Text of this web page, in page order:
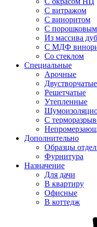
С витражом
С виноритом
С
Из массива
С МДФ
Со стеклом
Специальные
Арочные
Двустворчатые
Решетчатые
Утепленные
С
Дополнительно
Образцы
Фурнитура
Назначение
Для дачи
В квартиру
Офисные
В коттедж